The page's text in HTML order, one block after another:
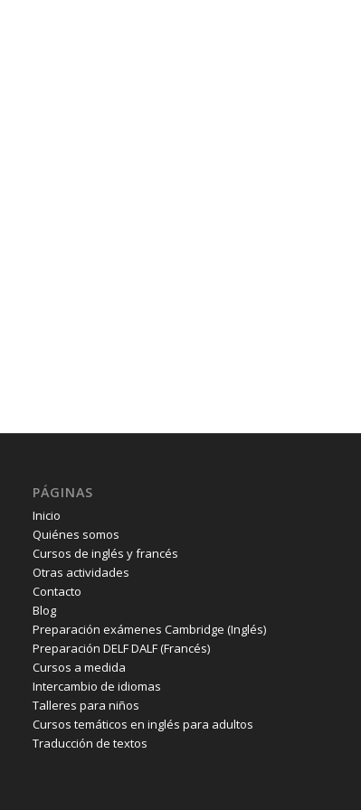
PÁGINAS
Inicio
Quiénes somos
Cursos de inglés y francés
Otras actividades
Contacto
Blog
Preparación exámenes Cambridge (Inglés)
Preparación DELF DALF (Francés)
Cursos a medida
Intercambio de idiomas
Talleres para niños
Cursos temáticos en inglés para adultos
Traducción de textos